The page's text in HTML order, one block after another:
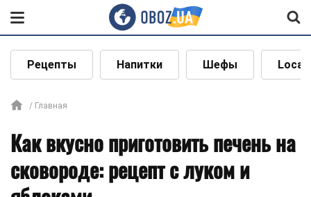
Рецепты Напитки Шефы Local
Главная
Как вкусно приготовить печень на
сковороде: рецепт с луком и